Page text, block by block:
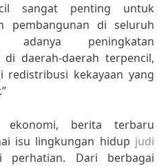
sangat penting untuk
pembangunan di seluruh
adanya peningkatan
daerah-daerah terpencil,
redistribusi kekayaan yang
ekonomi, berita terbaru
isu lingkungan hidup judi
perhatian. Dari berbagai